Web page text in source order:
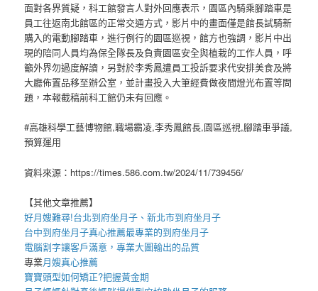
面對各界質疑，科工館發言人對外回應表示，園區內騎乘腳踏車是
員工往返南北館區的正常交通方式，影片中的畫面僅是館長試騎新
購入的電動腳踏車，進行例行的園區巡視，館方也強調，影片中出
現的陪同人員均為保全隊長及負責園區安全與植栽的工作人員，呼
籲外界勿過度解讀，另對於李秀鳳遭員工投訴要求代安排美食及將
大廳佈置品移至辦公室，並計畫投入大筆經費做夜間燈光布置等問
題，本報截稿前科工館仍未有回應。
#高雄科學工藝博物館,職場霸凌,李秀鳳館長,園區巡視,腳踏車爭議,
預算運用
資料來源：https://times.586.com.tw/2024/11/739456/
【其他文章推薦】
好月嫂難尋!台北到府坐月子 、新北市到府坐月子
台中到府坐月子真心推薦最專業的到府坐月子
電腦割字讓客戶滿意，專業大圖輸出的品質
專業月嫂真心推薦
寶寶頭型如何矯正?把握黃金期